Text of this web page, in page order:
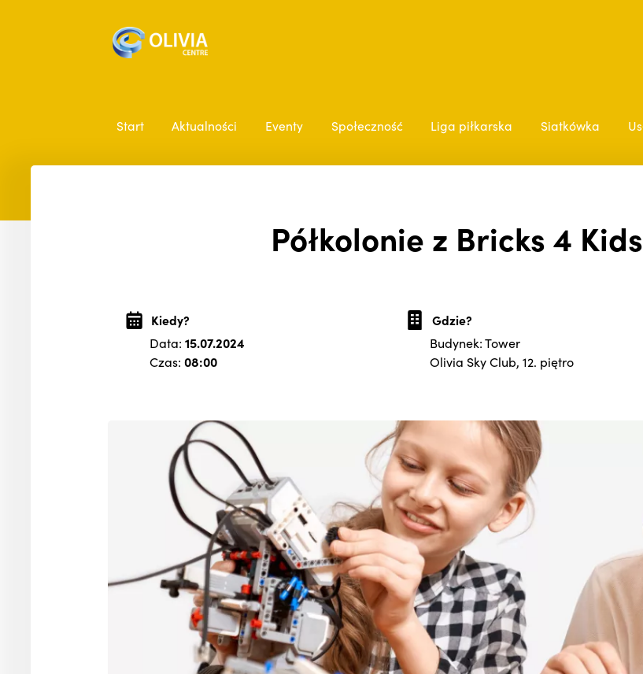
Start Aktualności Eventy Społeczność Liga piłkarska Siatkówka
Półkolonie z Bricks 4
Kiedy?
Data: 15.07.2024
Czas: 08:00
Gdzie?
Budynek: Tower
Olivia Sky Club, 12. piętro